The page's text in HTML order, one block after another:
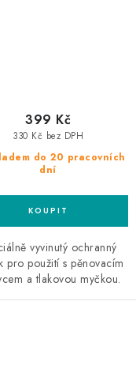
do 20 pracovních
dní
330 Kč bez DPH
399 Kč
vyvinutý ochranný
pro použití s ​​pěnovacím
a tlakovou myčkou.